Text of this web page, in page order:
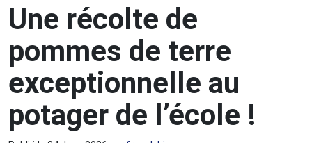
Une récolte de
pommes de terre
exceptionnelle au
potager de l’école !